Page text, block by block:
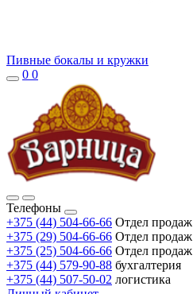
Пивные бокалы и кружки
0 0
Телефоны
+375 (44) 504-66-66 Отдел продаж
+375 (29) 504-66-66 Отдел продаж
+375 (25) 504-66-66 Отдел продаж
+375 (44) 579-90-88 бухгалтерия
+375 (44) 507-50-02 логистика